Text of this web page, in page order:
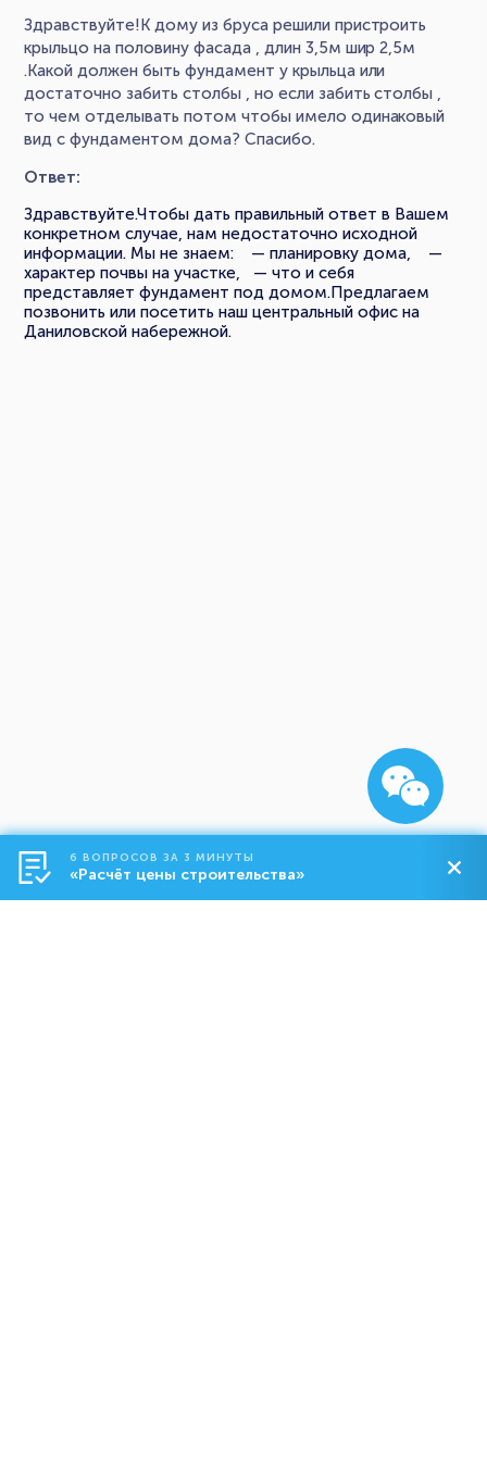
Здравствуйте!К дому из бруса решили пристроить
крыльцо на половину фасада , длин 3,5м шир 2,5м
.Какой должен быть фундамент у крыльца или
достаточно забить столбы , но если забить столбы ,
то чем отделывать потом чтобы имело одинаковый
вид с фундаментом дома? Спасибо.
Ответ:
Здравствуйте.Чтобы дать правильный ответ в Вашем
конкретном случае, нам недостаточно исходной
информации. Мы не знаем: — планировку дома, —
характер почвы на участке, — что и себя
представляет фундамент под домом.Предлагаем
позвонить или посетить наш центральный офис на
Даниловской набережной.
6 ВОПРОСОВ ЗА 3 МИНУТЫ
«Расчёт цены строительства»